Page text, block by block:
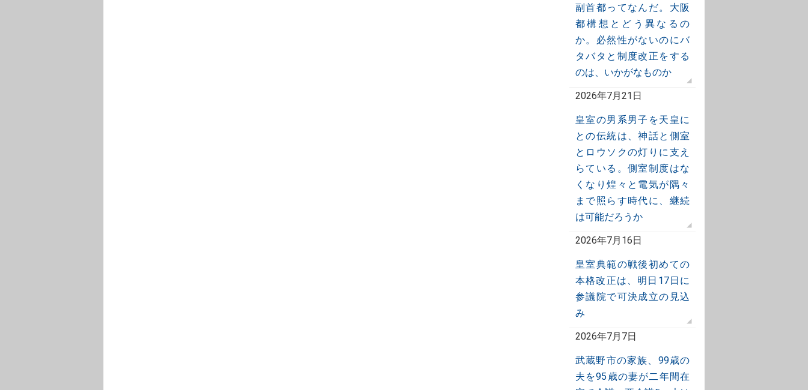
副首都ってなんだ。大阪
都構想とどう異なるの
か。必然性がないのにバ
タバタと制度改正をする
のは、いかがなものか
2026年7月21日
皇室の男系男子を天皇に
との伝統は、神話と側室
とロウソクの灯りに支え
らている。側室制度はな
くなり煌々と電気が隅々
まで照らす時代に、継続
は可能だろうか
2026年7月16日
皇室典範の戦後初めての
本格改正は、明日17日に
参議院で可決成立の見込
み
2026年7月7日
武蔵野市の家族、99歳の
夫を95歳の妻が二年間在